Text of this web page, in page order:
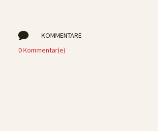

KOMMENTARE
0 Kommentar(e)